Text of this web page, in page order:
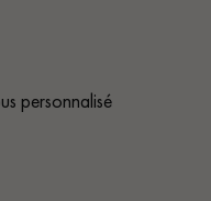
personnalisé